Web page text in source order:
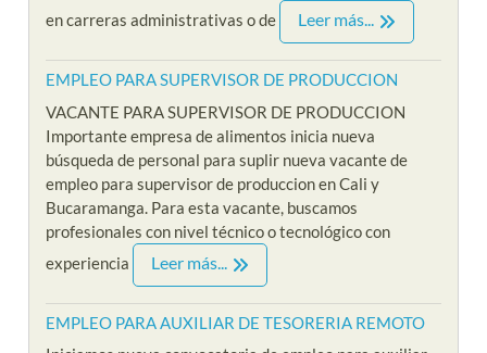
en carreras administrativas o de
Leer más...
EMPLEO PARA SUPERVISOR DE PRODUCCION
VACANTE PARA SUPERVISOR DE PRODUCCION
Importante empresa de alimentos inicia nueva
búsqueda de personal para suplir nueva vacante de
empleo para supervisor de produccion en Cali y
Bucaramanga. Para esta vacante, buscamos
profesionales con nivel técnico o tecnológico con
experiencia
Leer más...
EMPLEO PARA AUXILIAR DE TESORERIA REMOTO